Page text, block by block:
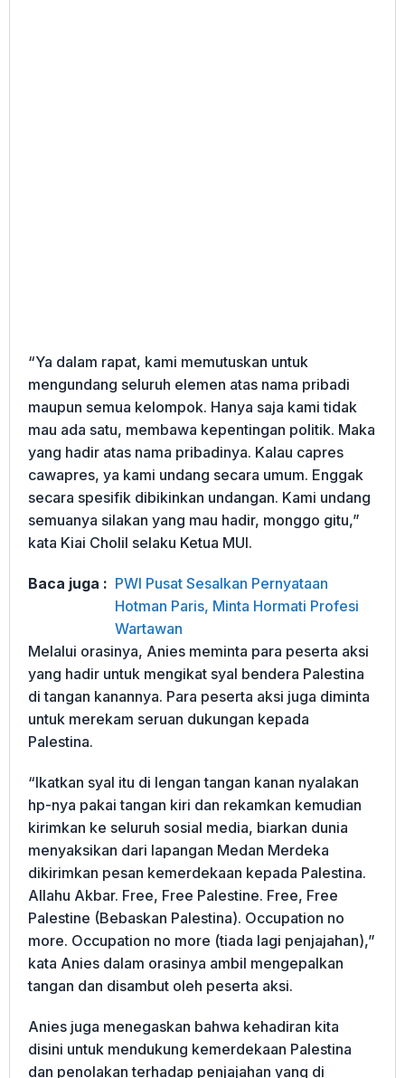
“Ya dalam rapat, kami memutuskan untuk
mengundang seluruh elemen atas nama pribadi
maupun semua kelompok. Hanya saja kami tidak
mau ada satu, membawa kepentingan politik. Maka
yang hadir atas nama pribadinya. Kalau capres
cawapres, ya kami undang secara umum. Enggak
secara spesifik dibikinkan undangan. Kami undang
semuanya silakan yang mau hadir, monggo gitu,”
kata Kiai Cholil selaku Ketua MUI.
Baca juga : PWI Pusat Sesalkan Pernyataan
Hotman Paris, Minta Hormati Profesi
Wartawan
Melalui orasinya, Anies meminta para peserta aksi
yang hadir untuk mengikat syal bendera Palestina
di tangan kanannya. Para peserta aksi juga diminta
untuk merekam seruan dukungan kepada
Palestina.
“Ikatkan syal itu di lengan tangan kanan nyalakan
hp-nya pakai tangan kiri dan rekamkan kemudian
kirimkan ke seluruh sosial media, biarkan dunia
menyaksikan dari lapangan Medan Merdeka
dikirimkan pesan kemerdekaan kepada Palestina.
Allahu Akbar. Free, Free Palestine. Free, Free
Palestine (Bebaskan Palestina). Occupation no
more. Occupation no more (tiada lagi penjajahan),”
kata Anies dalam orasinya ambil mengepalkan
tangan dan disambut oleh peserta aksi.
Anies juga menegaskan bahwa kehadiran kita
disini untuk mendukung kemerdekaan Palestina
dan penolakan terhadap penjajahan yang di